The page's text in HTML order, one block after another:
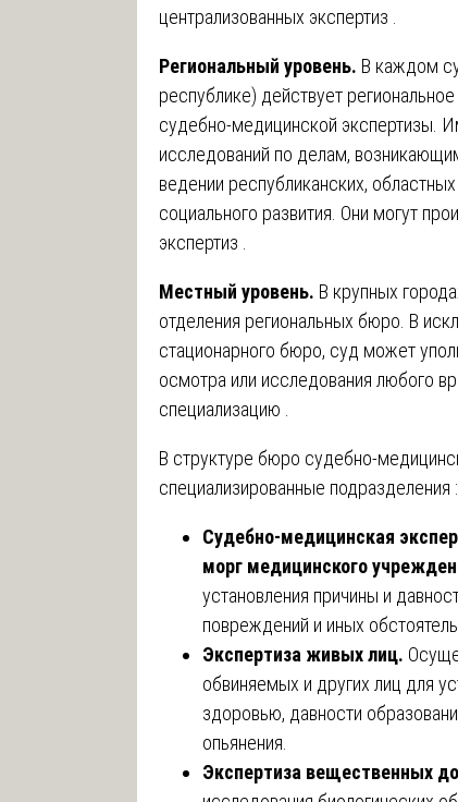
централизованных экспертиз .
Региональный уровень. В каждом
республике) действует
судебно-медицинской экспертизы.
исследований по делам,
ведении республиканских,
социального развития. Они могут
экспертиз .
Местный уровень. В крупных
отделения региональных бюро. В
стационарного бюро, суд может
осмотра или исследования любого
специализацию .
В структуре бюро судебно-
специализированные подразделения :
Судебно-медицинская
морг медицинского
установления причины и
повреждений и иных
Экспертиза живых лиц.
обвиняемых и других лиц для
здоровью, давности
опьянения.
Экспертиза вещественных